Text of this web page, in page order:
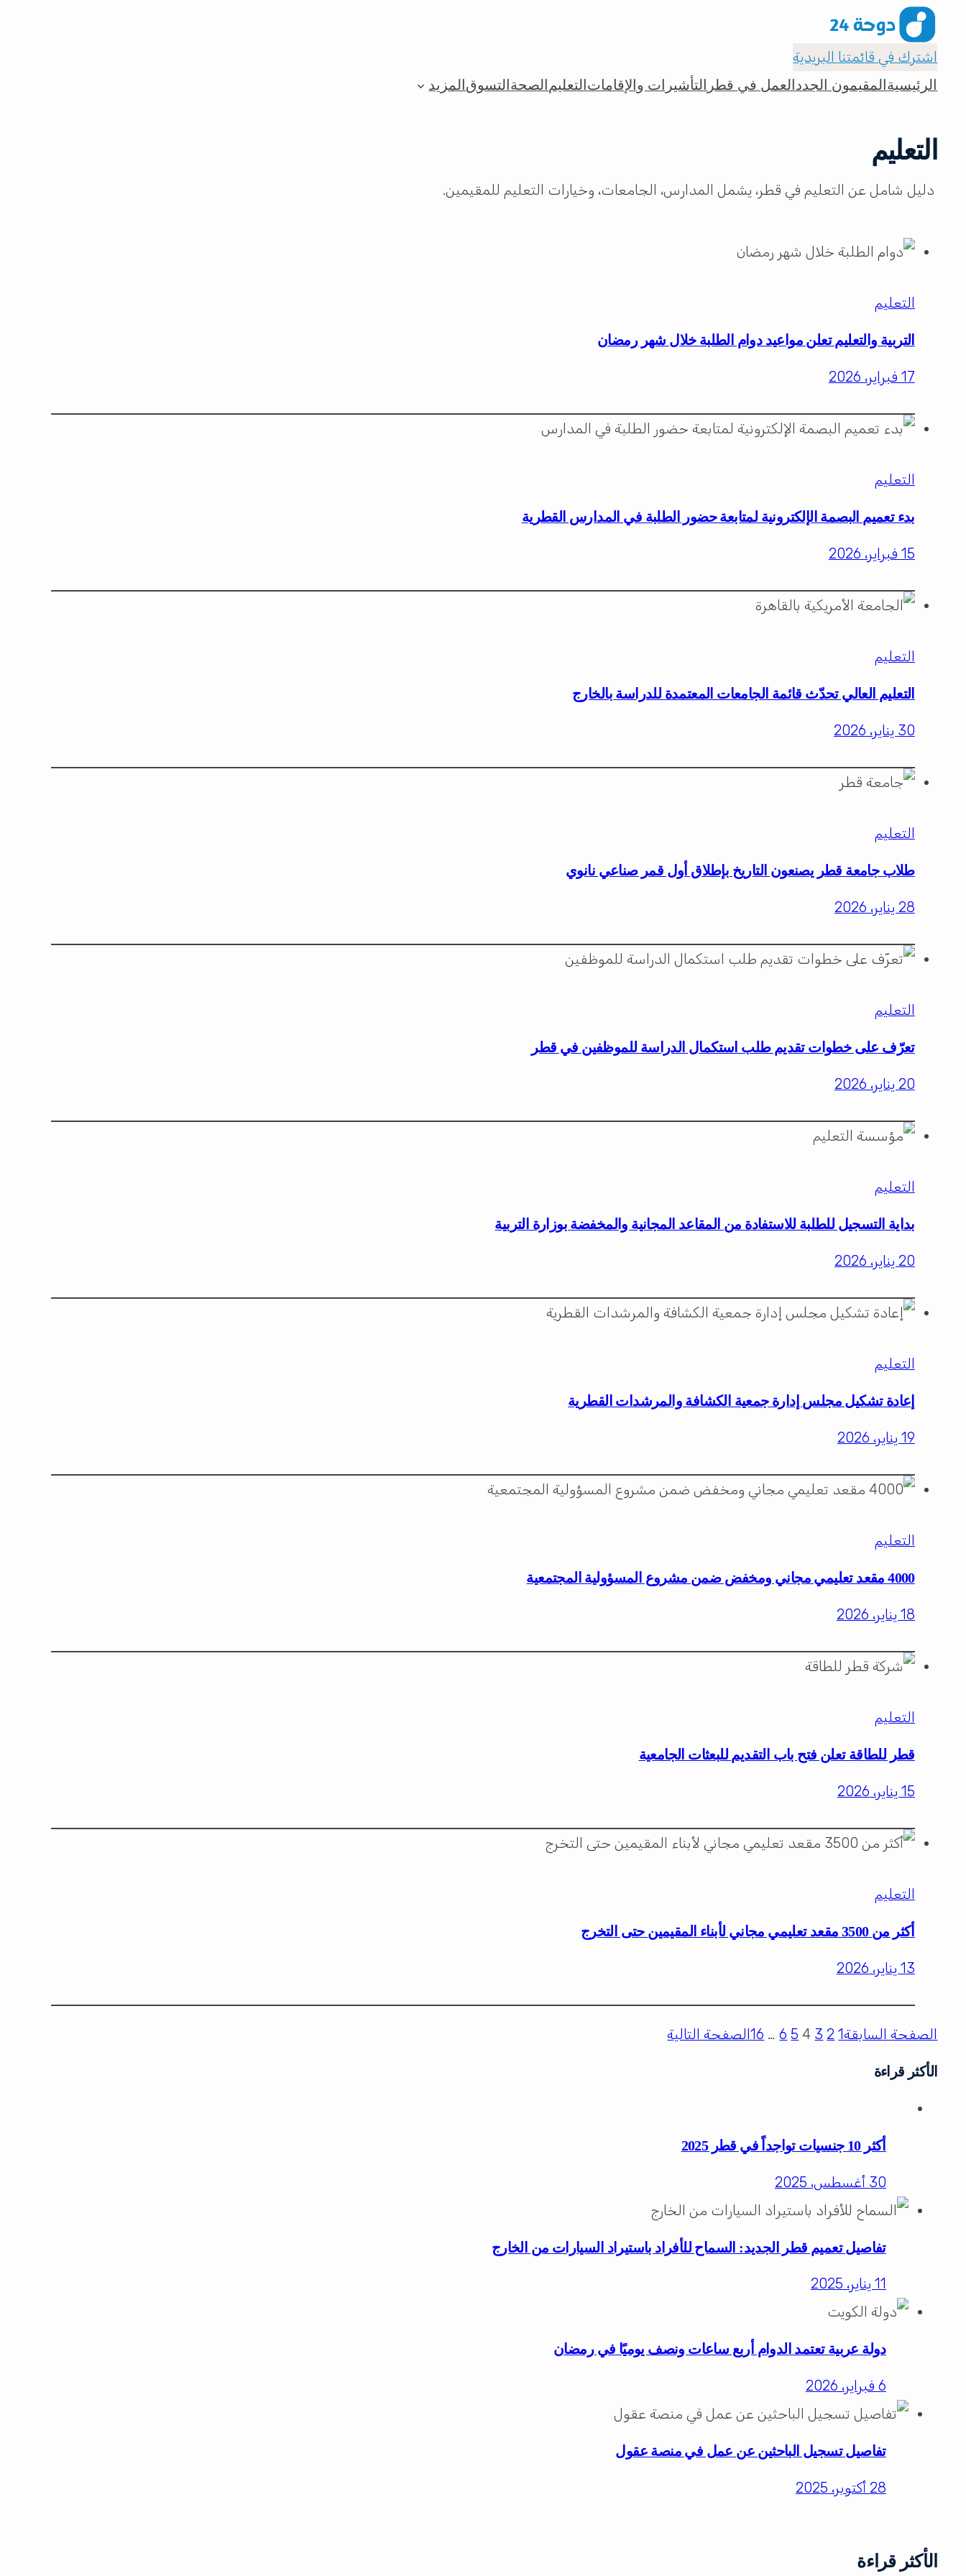
اشترك في قائمتنا البريدية
الرئيسية المقيمون الجدد العمل في قطر التأشيرات والإقامات التعليم الصحة التسوق المزيد
التعليم
دليل شامل عن التعليم في قطر، يشمل المدارس، الجامعات، وخيارات التعليم للمقيمين.
التعليم
التربية والتعليم تعلن مواعيد دوام الطلبة خلال شهر رمضان
17 فبراير، 2026
التعليم
بدء تعميم البصمة الإلكترونية لمتابعة حضور الطلبة في المدارس القطرية
15 فبراير، 2026
التعليم
التعليم العالي تحدّث قائمة الجامعات المعتمدة للدراسة بالخارج
30 يناير، 2026
التعليم
طلاب جامعة قطر يصنعون التاريخ بإطلاق أول قمر صناعي نانوي
28 يناير، 2026
التعليم
تعرّف على خطوات تقديم طلب استكمال الدراسة للموظفين في قطر
20 يناير، 2026
التعليم
بداية التسجيل للطلبة للاستفادة من المقاعد المجانية والمخفضة بوزارة التربية
20 يناير، 2026
التعليم
إعادة تشكيل مجلس إدارة جمعية الكشافة والمرشدات القطرية
19 يناير، 2026
التعليم
4000 مقعد تعليمي مجاني ومخفض ضمن مشروع المسؤولية المجتمعية
18 يناير، 2026
التعليم
قطر للطاقة تعلن فتح باب التقديم للبعثات الجامعية
15 يناير، 2026
التعليم
أكثر من 3500 مقعد تعليمي مجاني لأبناء المقيمين حتى التخرج
13 يناير، 2026
الصفحة السابقة1
2
3
4
5
6
…
16الصفحة التالية
الأكثر قراءة
أكثر 10 جنسيات تواجداً في قطر 2025
30 أغسطس، 2025
تفاصيل تعميم قطر الجديد: السماح للأفراد باستيراد السيارات من الخارج
11 يناير، 2025
دولة عربية تعتمد الدوام أربع ساعات ونصف يوميًا في رمضان
6 فبراير، 2026
تفاصيل تسجيل الباحثين عن عمل في منصة عقول
28 أكتوبر، 2025
الأكثر قراءة